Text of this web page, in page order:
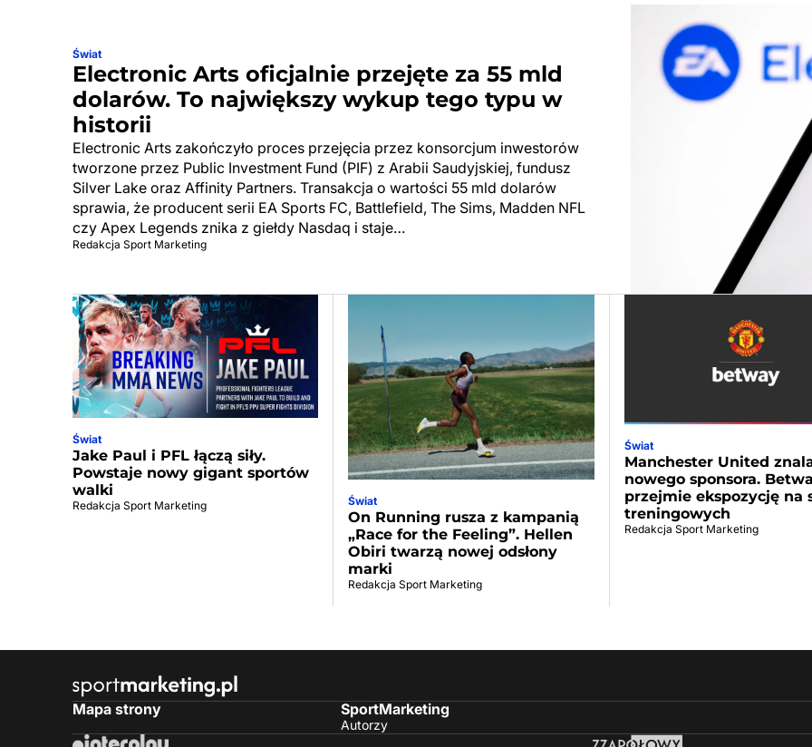
Świat
Electronic Arts oficjalnie przejęte za 55 mld
dolarów. To największy wykup tego typu w
historii
Electronic Arts zakończyło proces przejęcia przez konsorcjum inwestorów
tworzone przez Public Investment Fund (PIF) z Arabii Saudyjskiej, fundusz
Silver Lake oraz Affinity Partners. Transakcja o wartości 55 mld dolarów
sprawia, że producent serii EA Sports FC, Battlefield, The Sims, Madden NFL
czy Apex Legends znika z giełdy Nasdaq i staje…
Redakcja Sport Marketing
Świat
Jake Paul i PFL łączą siły.
Powstaje nowy gigant sportów
walki
Redakcja Sport Marketing Świat
On Running rusza z kampanią
„Race for the Feeling”. Hellen
Obiri twarzą nowej odsłony
marki
Redakcja Sport Marketing
Świat
Manchester United
nowego sponsora.
przejmie ekspozycję na
treningowych
Redakcja Sport Marketing
Mapa strony SportMarketing
Autorzy